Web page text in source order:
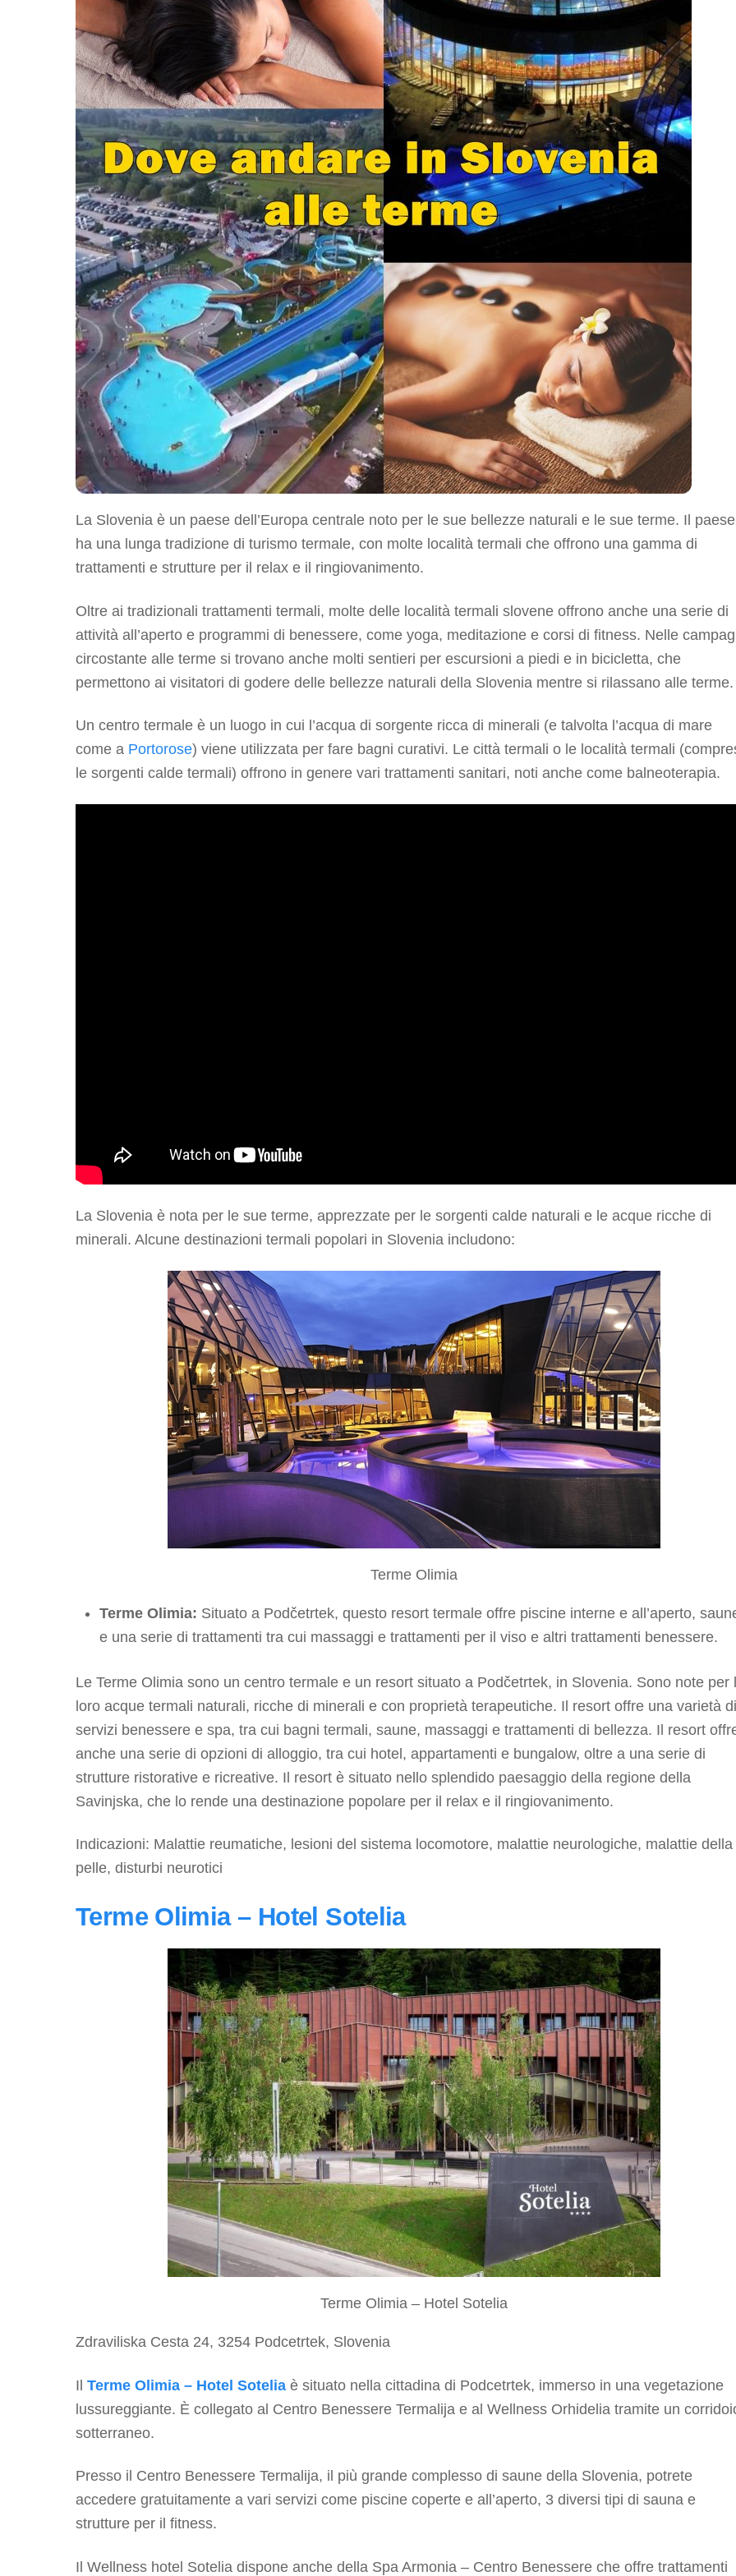
La Slovenia è un paese dell’Europa centrale noto per le sue bellezze naturali e le sue terme. Il paese
ha una lunga tradizione di turismo termale, con molte località termali che offrono una gamma di
trattamenti e strutture per il relax e il ringiovanimento.
Oltre ai tradizionali trattamenti termali, molte delle località termali slovene offrono anche una serie di
attività all’aperto e programmi di benessere, come yoga, meditazione e corsi di fitness. Nelle
circostante alle terme si trovano anche molti sentieri per escursioni a piedi e in bicicletta, che
permettono ai visitatori di godere delle bellezze naturali della Slovenia mentre si rilassano alle terme.
Un centro termale è un luogo in cui l’acqua di sorgente ricca di minerali (e talvolta l’acqua di mare
come a Portorose) viene utilizzata per fare bagni curativi. Le città termali o le località termali
le sorgenti calde termali) offrono in genere vari trattamenti sanitari, noti anche come balneoterapia.
La Slovenia è nota per le sue terme, apprezzate per le sorgenti calde naturali e le acque ricche di
minerali. Alcune destinazioni termali popolari in Slovenia includono:
Terme Olimia
Terme Olimia: Situato a Podčetrtek, questo resort termale offre piscine interne e all’aperto,
e una serie di trattamenti tra cui massaggi e trattamenti per il viso e altri trattamenti benessere.
Le Terme Olimia sono un centro termale e un resort situato a Podčetrtek, in Slovenia. Sono note per
loro acque termali naturali, ricche di minerali e con proprietà terapeutiche. Il resort offre una varietà di
servizi benessere e spa, tra cui bagni termali, saune, massaggi e trattamenti di bellezza. Il resort
anche una serie di opzioni di alloggio, tra cui hotel, appartamenti e bungalow, oltre a una serie di
strutture ristorative e ricreative. Il resort è situato nello splendido paesaggio della regione della
Savinjska, che lo rende una destinazione popolare per il relax e il ringiovanimento.
Indicazioni: Malattie reumatiche, lesioni del sistema locomotore, malattie neurologiche, malattie della
pelle, disturbi neurotici
Terme Olimia – Hotel Sotelia
Terme Olimia – Hotel Sotelia
Zdraviliska Cesta 24, 3254 Podcetrtek, Slovenia
Il Terme Olimia – Hotel Sotelia è situato nella cittadina di Podcetrtek, immerso in una vegetazione
lussureggiante. È collegato al Centro Benessere Termalija e al Wellness Orhidelia tramite un
sotterraneo.
Presso il Centro Benessere Termalija, il più grande complesso di saune della Slovenia, potrete
accedere gratuitamente a vari servizi come piscine coperte e all’aperto, 3 diversi tipi di sauna e
strutture per il fitness.
Il Wellness hotel Sotelia dispone anche della Spa Armonia – Centro Benessere che offre trattamenti